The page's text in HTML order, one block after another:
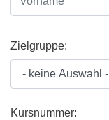
Zielgruppe:
Kursnummer: